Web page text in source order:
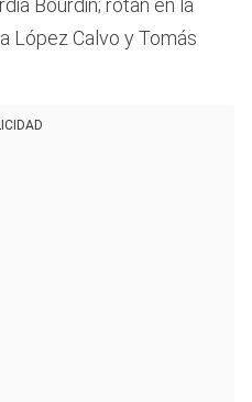
Bourdin; rotan en la
López Calvo y Tomás